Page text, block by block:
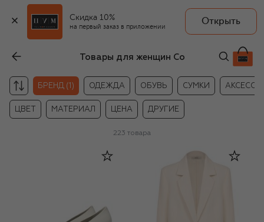
Скидка 10%
на первый заказ в приложении
Открыть
Товары для женщин Co
БРЕНД (1) ОДЕЖДА ОБУВЬ СУМКИ
ЦВЕТ МАТЕРИАЛ ЦЕНА ДРУГИЕ
223 товара